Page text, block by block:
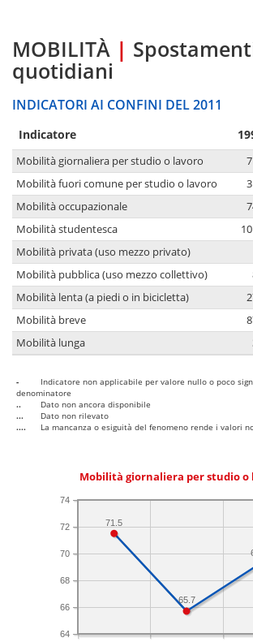
MOBILITÀ |
quotidiani
INDICATORI AI CONFINI DEL 2011
Indicatore
Mobilità giornaliera per studio o lavoro
Mobilità fuori comune per studio o lavoro
Mobilità occupazionale
Mobilità studentesca
Mobilità privata (uso mezzo privato)
Mobilità pubblica (uso mezzo collettivo)
Mobilità lenta (a piedi o in bicicletta)
Mobilità breve
Mobilità lunga
-
Indicatore non applicabile per valore nullo o poco
denominatore
..
Dato non ancora disponibile
...
Dato non rilevato
....
La mancanza o esiguità del fenomeno rende i valori
Mobilità giornaliera per studio o
64
66
68
70
72
74
65.7
71.5